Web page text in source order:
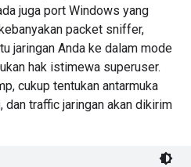
juga port Windows yang
packet sniffer,
jaringan Anda ke dalam mode
hak istimewa superuser.
cukup tentukan antarmuka
dan traffic jaringan akan dikirim